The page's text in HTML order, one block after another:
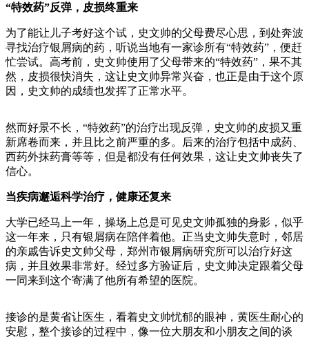
“特效药”反弹，皮损终重来
为了能让儿子考好这个试，史文帅的父母费尽心思，到处奔波
寻找治疗银屑病的药，听说当地有一家诊所有“特效药”，便赶
忙尝试。高考前，史文帅使用了父母带来的“特效药”，果不其
然，皮损很快消失，这让史文帅异常兴奋，也正是由于这个原
因，史文帅的成绩也发挥了正常水平。
然而好景不长，“特效药”的治疗出现反弹，史文帅的皮损又重
新席卷而来，并且比之前严重的多。后来的治疗包括中成药、
西药外抹药膏等等，但是都没有任何效果，这让史文帅丧失了
信心。
当疾病邂逅科学治疗，健康还复来
大学已经马上一年，操场上总是可见史文帅孤独的身影，似乎
这一年来，只有银屑病在陪伴着他。正当史文帅失意时，邻居
的亲戚告诉史文帅父母，郑州市银屑病研究所可以治疗好这
病，并且效果非常好。经过多方验证后，史文帅决定跟着父母
一同来到这个寄满了他所有希望的医院。
接诊的是黄省让医生，看着史文帅忧郁的眼神，黄医生耐心的
安慰，整个接诊的过程中，像一位大朋友和小朋友之间的谈